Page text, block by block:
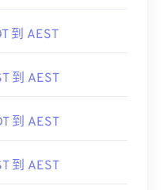
到 AEST
到 AEST
到 AEST
到 AEST